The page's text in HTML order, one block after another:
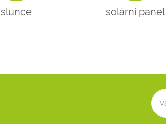
slunce solární panel